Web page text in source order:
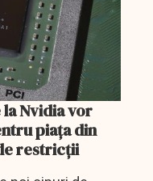
la Nvidia vor
piața din
restricții